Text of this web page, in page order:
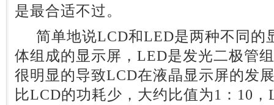
是最合适不过。
简单地说LCD和LED是两种不同的
体组成的显示屏，LED是发光二极管
很明显的导致LCD在液晶显示屏的发
比LCD的功耗少，大约比值为1：10